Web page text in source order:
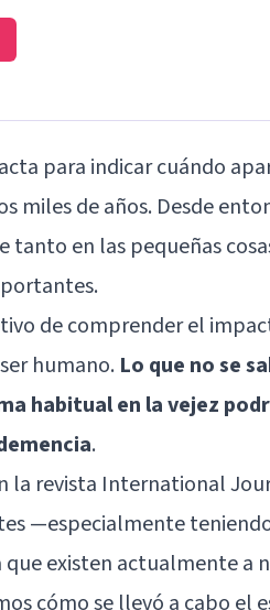
para indicar cuándo
miles de años. Desde
tanto en las pequeñas
de comprender el
humano. Lo que no se
habitual en la vejez
.
la revista International
—especialmente
existen actualmente a
cómo se llevó a cabo el